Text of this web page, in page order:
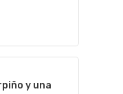
y una